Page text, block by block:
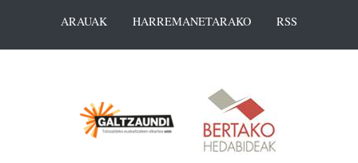
ARAUAK
HARREMANETARAKO RSS